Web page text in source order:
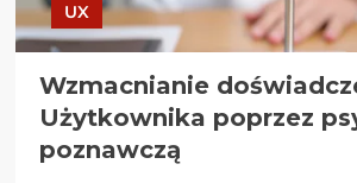
UX
Wzmacnianie
Użytkownika poprzez
poznawczą